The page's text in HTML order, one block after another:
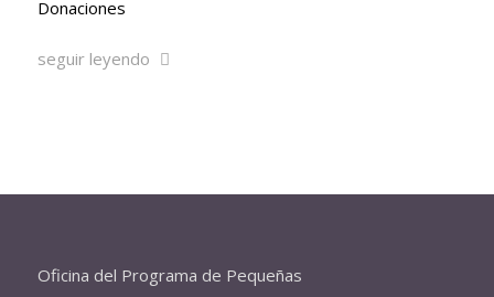
Donaciones
seguir leyendo
Oficina del Programa de Pequeñas